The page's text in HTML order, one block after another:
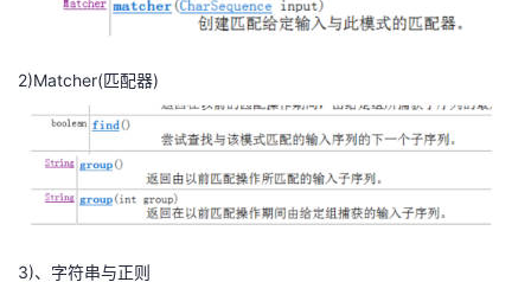
2)Matcher(匹配器)
3)、字符串与正则